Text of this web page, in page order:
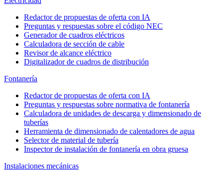
Redactor de propuestas de oferta con IA
Preguntas y respuestas sobre el código NEC
Generador de cuadros eléctricos
Calculadora de sección de cable
Revisor de alcance eléctrico
Digitalizador de cuadros de distribución
Fontanería
Redactor de propuestas de oferta con IA
Preguntas y respuestas sobre normativa de fontanería
Calculadora de unidades de descarga y dimensionado de
tuberías
Herramienta de dimensionado de calentadores de agua
Selector de material de tubería
Inspector de instalación de fontanería en obra gruesa
Instalaciones mecánicas